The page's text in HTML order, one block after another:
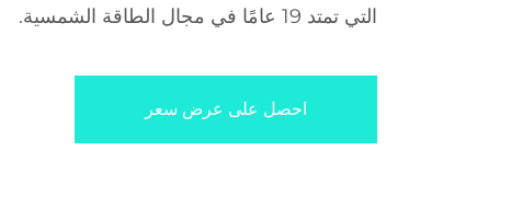
التي تمتد 19 عامًا في مجال الطاقة الشمسية.
احصل على عرض سعر